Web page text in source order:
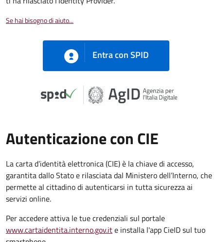
Se hai bisogno di aiuto...
Entra con SPID
Autenticazione con CIE
La carta d’identità elettronica (CIE) è la chiave di accesso,
garantita dallo Stato e rilasciata dal Ministero dell’Interno, che
permette al cittadino di autenticarsi in tutta sicurezza ai
servizi online.
Per accedere attiva le tue credenziali sul portale
www.cartaidentita.interno.gov.ite installa l'app CieID sul tuo